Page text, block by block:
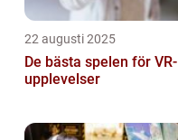
22 augusti 2025
De bästa spelen för VR-
upplevelser